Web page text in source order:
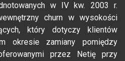
w IV kw. 2003 r.
churn w wysokości
który dotyczy klientów
okresie zamiany pomiędzy
przez Netię przy